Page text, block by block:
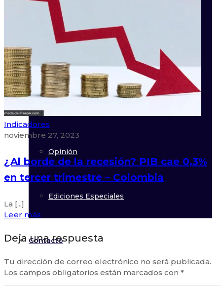
Asociados
Regulación
Opinión
Ediciones Especiales
Contacto
Indicadores
noviembre 27, 2023
¿Al borde de la recesión? PIB cae 0,3%
en tercer trimestre – Colombia
La [...]
Leer más
Deja una respuesta
Tu dirección de correo electrónico no será publicada.
Los campos obligatorios están marcados con *